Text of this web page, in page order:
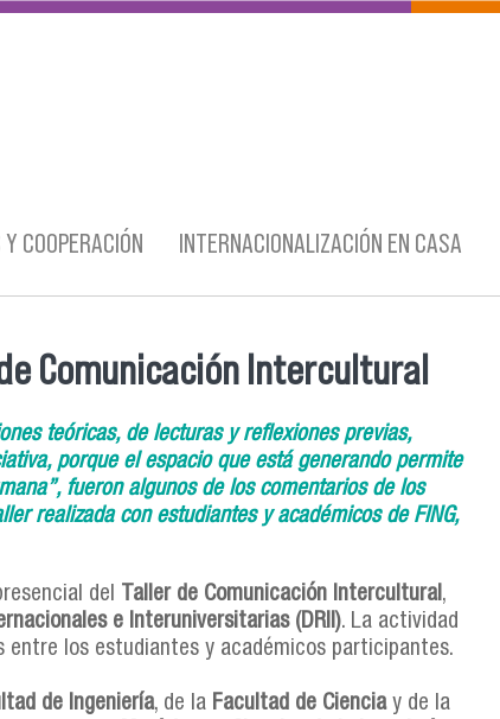
COOPERACIÓN INTERNACIONALIZACIÓN EN CASA
Comunicación Intercultural
teóricas, de lecturas y reflexiones previas,
porque el espacio que está generando permite
fueron algunos de los comentarios de los
realizada con estudiantes y académicos de FING,
del Taller de Comunicación Intercultural,
e Interuniversitarias (DRII). La actividad
los estudiantes y académicos participantes.
de Ingeniería, de la Facultad de Cienciay de la